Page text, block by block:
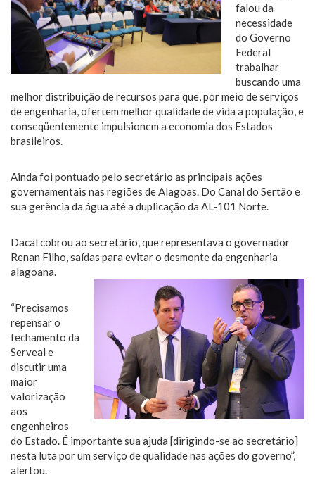
falou da
necessidade
do Governo
Federal
trabalhar
buscando uma
melhor distribuição de recursos para que, por meio de serviços
de engenharia, ofertem melhor qualidade de vida a população, e
conseqüentemente impulsionem a economia dos Estados
brasileiros.
Ainda foi pontuado pelo secretário as principais ações
governamentais nas regiões de Alagoas. Do Canal do Sertão e
sua gerência da água até a duplicação da AL-101 Norte.
Dacal cobrou ao secretário, que representava o governador
Renan Filho, saídas para evitar o desmonte da engenharia
alagoana.
“Precisamos
repensar o
fechamento da
Serveal e
discutir uma
maior
valorização
aos
engenheiros
do Estado. É importante sua ajuda [dirigindo-se ao secretário]
nesta luta por um serviço de qualidade nas ações do governo”,
alertou.